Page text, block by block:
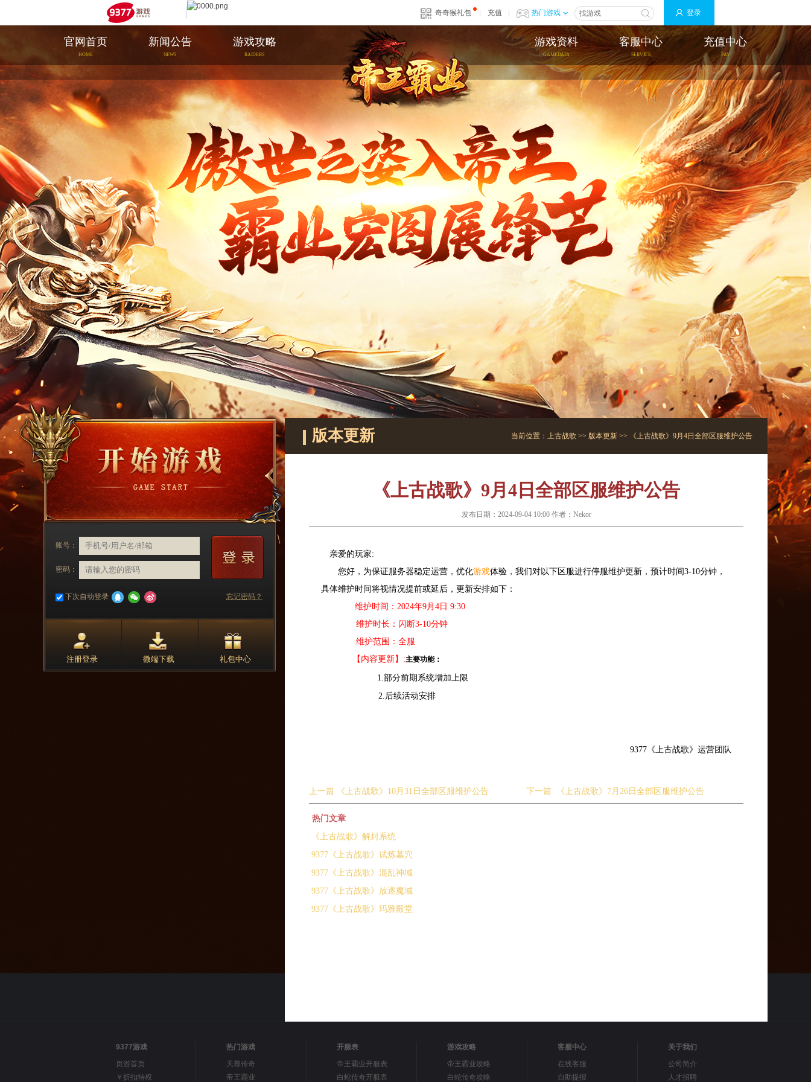
奇奇猴礼包 充值 热门游戏 登录
官网首页
HOME
新闻公告
NEWS
游戏攻略
RAIDERS
游戏资料
GAMEDATA
客服中心
SERVICE
充值中心
PAY
账号：
密码：
下次自动登录 忘记密码？
注册登录 微端下载 礼包中心
版本更新 当前位置： 上古战歌 >> 版本更新 >> 《上古战歌》9月4日全部区服维护公告
《上古战歌》9月4日全部区服维护公告
发布日期：2024-09-04 10:00 作者：Nekor
亲爱的玩家:
您好，为保证服务器稳定运营，优化游戏体验，我们对以下区服进行停服维护更新，预计时间3-10分钟，
具体维护时间将视情况提前或延后，更新安排如下：
维护时间：2024年9月4日 9:30
维护时长：闪断3-10分钟
维护范围：全服
【内容更新】:主要功能：
1.部分前期系统增加上限
2.后续活动安排
9377《上古战歌》运营团队
上一篇 《上古战歌》10月31日全部区服维护公告 下一篇 《上古战歌》7月26日全部区服维护公告
热门文章
《上古战歌》解封系统
9377《上古战歌》试炼墓穴
9377《上古战歌》混乱神域
9377《上古战歌》放逐魔域
9377《上古战歌》玛雅殿堂
9377游戏
页游首页
￥折扣特权
热门游戏
天尊传奇
帝王霸业
开服表
帝王霸业开服表
白蛇传奇开服表
游戏攻略
帝王霸业攻略
白蛇传奇攻略
客服中心
在线客服
自助提报
关于我们
公司简介
人才招聘